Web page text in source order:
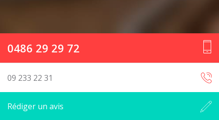
0486 29 29 72
09 233 22 31
Rédiger un avis